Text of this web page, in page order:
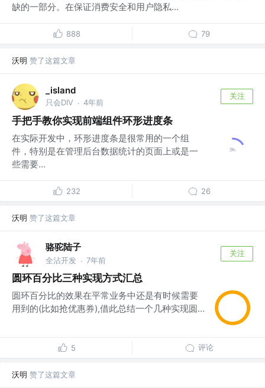
缺的一部分。在保证消费安全和用户隐私...
888 79
沃明 赞了这篇文章
_island
只会DIV · 4年前
关注
手把手教你实现前端组件环形进度条
在实际开发中，环形进度条是很常用的一个组
件，特别是在管理后台数据统计的页面上或是一
些需要...
232 26
沃明 赞了这篇文章
骆驼陆子
全沾开发 · 7年前
关注
圆环百分比三种实现方式汇总
圆环百分比的效果在平常业务中还是有时候需要
用到的(比如抢优惠券),借此总结一个几种实现圆...
5 评论
沃明 赞了这篇文章